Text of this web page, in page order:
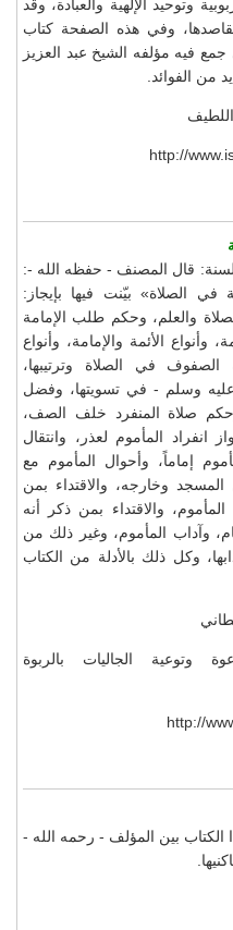
وتوحيد الإلهية والعبادة، وقد
وفي هذه الصفحة كتاب
فيه مؤلفه الشيخ عبد العزيز
من الفوائد.
http://
قال المصنف - حفظه الله -:
الصلاة» بيّنت فيها بإيجاز:
والعلم، وحكم طلب الإمامة
وأنواع الأئمة والإمامة، وأنواع
في الصلاة وترتيبها،
عليه وسلم - في تسويتها، وفضل
صلاة المنفرد خلف الصف،
انفراد المأموم لعذر، وانتقال
إماماً، وأحوال المأموم مع
المسجد وخارجه، والاقتداء بمن
والاقتداء بمن ذكر أنه
وآداب المأموم، وغير ذلك من
وكل ذلك بالأدلة من الكتاب
وتوعية الجاليات بالربوة
http://
الكتاب بين المؤلف - رحمه الله -